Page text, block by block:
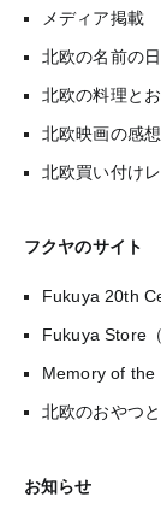
メディア掲載
北欧の名前の
北欧の料理と
北欧映画の感
北欧買い付け
フクヤのサイト
Fukuya 20th
Fukuya Store
Memory of the
北欧のおやつ
お知らせ